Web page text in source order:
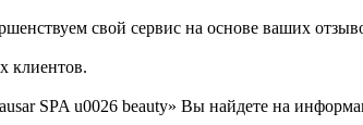
свой сервис на основе ваших
клиентов.
SPA u0026 beauty» Вы найдете на